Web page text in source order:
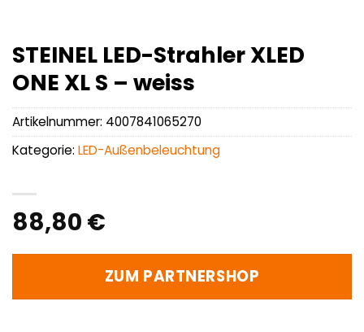
STEINEL LED-Strahler XLED
ONE XL S – weiss
88,80 €
ZUM PARTNERSHOP
Artikelnummer: 4007841065270
Kategorie: LED-Außenbeleuchtung